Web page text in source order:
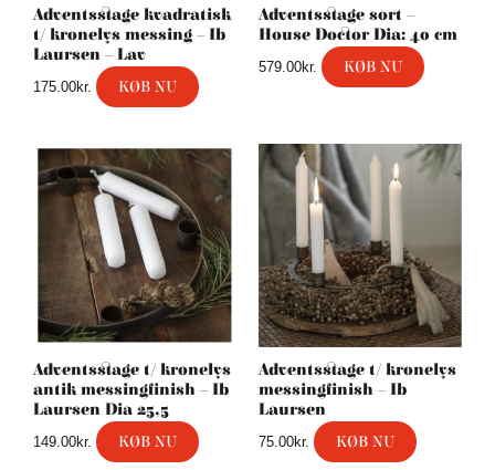
Adventsstage kvadratisk
t/ kronelys messing – Ib
Laursen – Lav
175.00kr. KØB NU
Adventsstage sort –
House Doctor Dia: 40 cm
579.00kr. KØB NU
Adventsstage t/ kronelys
antik messingfinish – Ib
Laursen Dia 25,5
149.00kr. KØB NU
Adventsstage t/ kronelys
messingfinish – Ib
Laursen
75.00kr. KØB NU